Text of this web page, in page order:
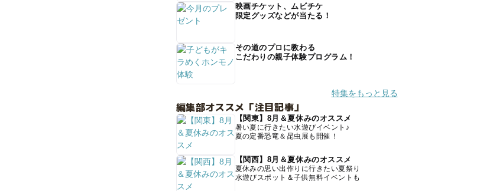
映画チケット、ムビチケ
限定グッズなどが当たる！
その道のプロに教わる
こだわりの親子体験プログラム！
特集をもっと見る
編集部オススメ「注目記事」
【関東】8月＆夏休みのオススメ
暑い夏に行きたい水遊びイベント♪
夏の定番恐竜＆昆虫展も開催！
【関西】8月＆夏休みのオススメ
夏休みの思い出作りに行きたい夏祭り
水遊びスポット＆子供無料イベントも